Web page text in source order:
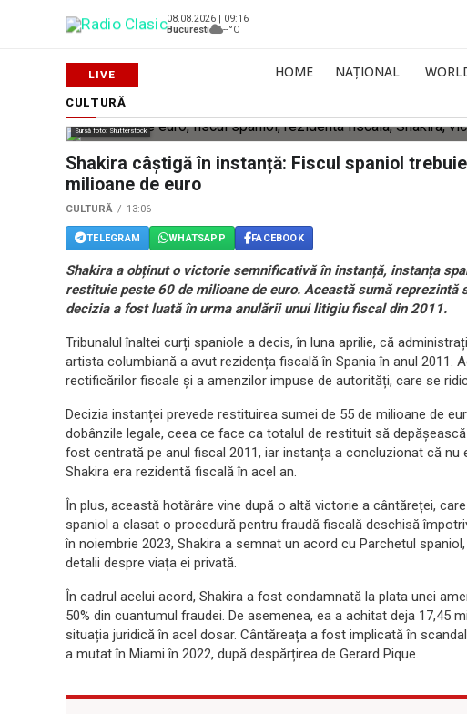
08.08.2026 | 09:16
Bucuresti
--°C
HOME NAȚIONAL
CULTURĂ
Sursă foto: Shutterstock
Shakira câștigă în instanță: Fiscul spaniol
milioane de euro
CULTURĂ 13:06
TELEGRAM WHATSAPP FACEBOOK
Shakira a obținut o victorie semnificativă în instanță, instanța
restituie peste 60 de milioane de euro. Această sumă
decizia a fost luată în urma anulării unui litigiu fiscal din 2011.
Tribunalul înaltei curți spaniole a decis, în luna aprilie, că
artista columbiană a avut rezidența fiscală în Spania în anul 2011.
rectificărilor fiscale și a amenzilor impuse de autorități, care se
Decizia instanței prevede restituirea sumei de 55 de milioane de
dobânzile legale, ceea ce face ca totalul de restituit să
fost centrată pe anul fiscal 2011, iar instanța a concluzionat că
Shakira era rezidentă fiscală în acel an.
În plus, această hotărâre vine după o altă victorie a cântăreței,
spaniol a clasat o procedură pentru fraudă fiscală deschisă
în noiembrie 2023, Shakira a semnat un acord cu Parchetul
detalii despre viața ei privată.
În cadrul acelui acord, Shakira a fost condamnată la plata unei
50% din cuantumul fraudei. De asemenea, ea a achitat deja 17,45
situația juridică în acel dosar. Cântăreața a fost implicată în
a mutat în Miami în 2022, după despărțirea de Gerard Pique.